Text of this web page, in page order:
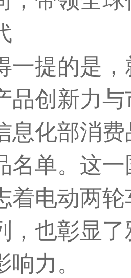
一提的是
品创新力
息化部消
名单。这
着电动两
，也彰显
力。